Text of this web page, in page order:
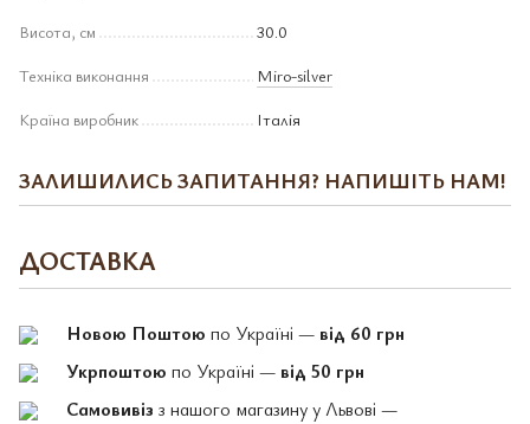
Висота, см
30.0
Техніка виконання
Miro-silver
Країна виробник
Італія
ЗАЛИШИЛИСЬ ЗАПИТАННЯ? НАПИШІТЬ НАМ!
ДОСТАВКА
Новою Поштою по Україні — від 60 грн
Укрпоштою по Україні — від 50 грн
Самовивіз з нашого магазину у Львові —